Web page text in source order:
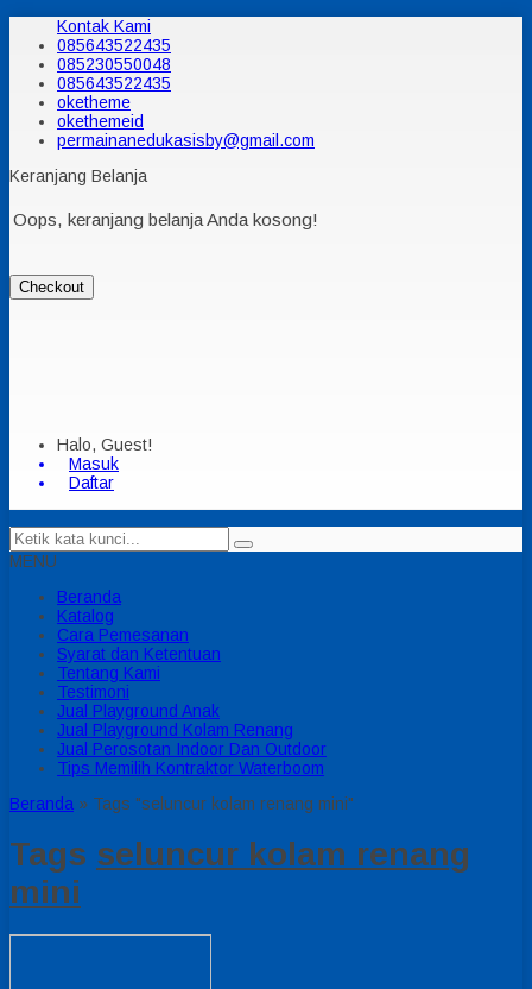
Kontak Kami
085643522435
085230550048
085643522435
oketheme
okethemeid
permainanedukasisby@gmail.com
Keranjang Belanja
Oops, keranjang belanja Anda kosong!
Checkout
Halo, Guest!
Masuk
Daftar
MENU
Beranda
Katalog
Cara Pemesanan
Syarat dan Ketentuan
Tentang Kami
Testimoni
Jual Playground Anak
Jual Playground Kolam Renang
Jual Perosotan Indoor Dan Outdoor
Tips Memilih Kontraktor Waterboom
Beranda » Tags "seluncur kolam renang mini"
Tags seluncur kolam renang
mini